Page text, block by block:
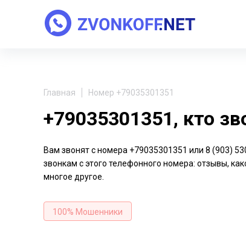
Главная Номер +79035301351
+79035301351, кто
Вам звонят с номера +79035301351 или 8 (903)
звонкам с этого телефонного номера: отзывы,
многое другое.
100% Мошенники